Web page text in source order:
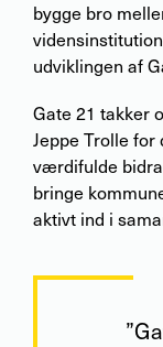
bygge bro
udviklingen af
Gate 21 takker
Jeppe Trolle
værdifulde
bringe
aktivt ind i